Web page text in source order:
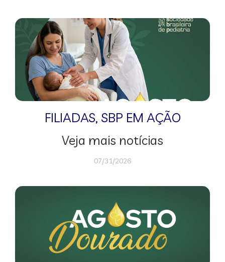
FILIADAS, SBP EM AÇÃO
Veja mais notícias
07/31/2026